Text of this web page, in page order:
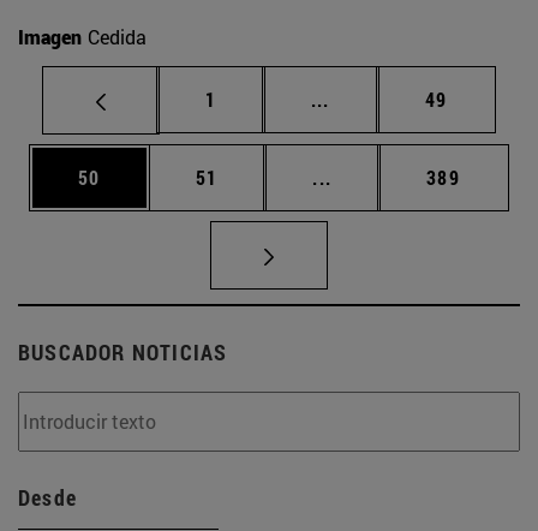
Imagen Cedida
Página
1 ... Páginas intermedias
Página
49
Página
50 Página
51 ... Páginas intermedias
Página
389
BUSCADOR NOTICIAS
Desde